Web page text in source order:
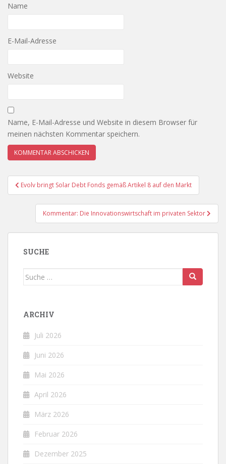
Name
E-Mail-Adresse
Website
Name, E-Mail-Adresse und Website in diesem Browser für
meinen nächsten Kommentar speichern.
Beitragsnavigation
Evolv bringt Solar Debt Fonds gemäß Artikel 8 auf den Markt
Kommentar: Die Innovationswirtschaft im privaten Sektor
SUCHE
Suche
ARCHIV
Juli 2026
Juni 2026
Mai 2026
April 2026
März 2026
Februar 2026
Dezember 2025